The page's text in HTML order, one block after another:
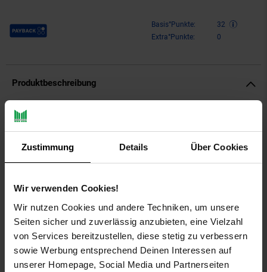
Zustimmung Details Über Cookies
Wir verwenden Cookies!
Wir nutzen Cookies und andere Techniken, um unsere
Seiten sicher und zuverlässig anzubieten, eine Vielzahl
von Services bereitzustellen, diese stetig zu verbessern
sowie Werbung entsprechend Deinen Interessen auf
unserer Homepage, Social Media und Partnerseiten
Payback Punkte Basis°Punkte:
32
Extra°Punkte:
0
Produktbeschreibung
Seltmann Weiden – Savona Frühstücksteller ø 22,6 cm 6er Set
Die Frühstücksteller aus der Serie Savona Fine Diamond von
Seltmann Weiden bringen mediterranes Flair auf den Tisch.
Das cremefarbene Porzellan verbindet modernes Design mit
ausgewogene Linien. Die Teller eignen sich sowohl für den
täglichen Gebrauch als auch für festliche Anlässe und setzen
jedes Frühstück stilvoll in Szene. Gefertigt aus hochwertigem
Porzellan überzeugen sie durch Langlebigkeit und stabile
Verarbeitung, während das klare, elegante Design jedes
Gedeck ergänzt.